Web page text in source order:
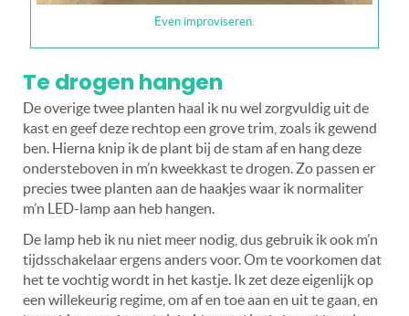
Even improviseren.
Te drogen hangen
De overige twee planten haal ik nu wel zorgvuldig uit de
kast en geef deze rechtop een grove trim, zoals ik gewend
ben. Hierna knip ik de plant bij de stam af en hang deze
ondersteboven in m’n kweekkast te drogen. Zo passen er
precies twee planten aan de haakjes waar ik normaliter
m’n LED-lamp aan heb hangen.
De lamp heb ik nu niet meer nodig, dus gebruik ik ook m’n
tijdsschakelaar ergens anders voor. Om te voorkomen dat
het te vochtig wordt in het kastje. Ik zet deze eigenlijk op
een willekeurig regime, om af en toe aan en uit te gaan, en